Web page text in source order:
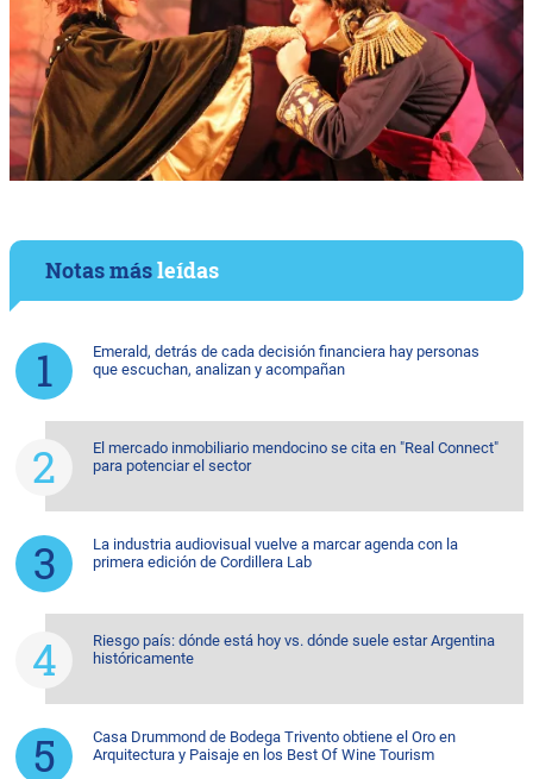
Notas másleídas
Emerald, detrás de cada decisión financiera hay personas
que escuchan, analizan y acompañan
El mercado inmobiliario mendocino se cita en "Real Connect"
para potenciar el sector
La industria audiovisual vuelve a marcar agenda con la
primera edición de Cordillera Lab
Riesgo país: dónde está hoy vs. dónde suele estar Argentina
históricamente
Casa Drummond de Bodega Trivento obtiene el Oro en
Arquitectura y Paisaje en los Best Of Wine Tourism